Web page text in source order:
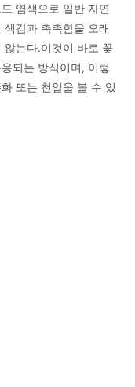
염색으로 일반 자연
감과 촉촉함을 오래
않는다.이것이 바로 꽃
되는 방식이며, 이렇
또는 천일을 볼 수 있